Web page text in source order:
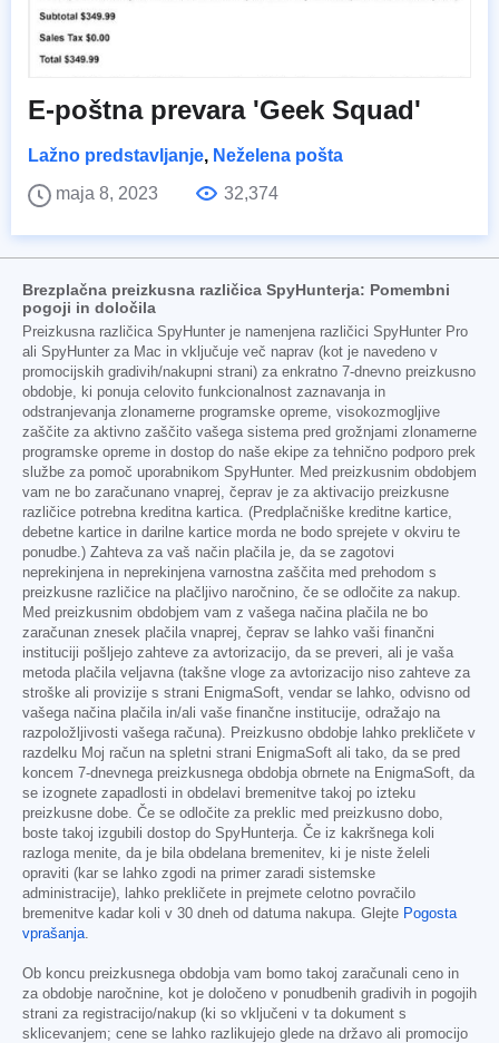
E-poštna prevara 'Geek Squad'
Lažno predstavljanje, Neželena pošta
maja 8, 2023
32,374
Brezplačna preizkusna različica SpyHunterja: Pomembni
pogoji in določila
Preizkusna različica SpyHunter je namenjena različici SpyHunter Pro
ali SpyHunter za Mac in vključuje več naprav (kot je navedeno v
promocijskih gradivih/nakupni strani) za enkratno 7-dnevno preizkusno
obdobje, ki ponuja celovito funkcionalnost zaznavanja in
odstranjevanja zlonamerne programske opreme, visokozmogljive
zaščite za aktivno zaščito vašega sistema pred grožnjami zlonamerne
programske opreme in dostop do naše ekipe za tehnično podporo prek
službe za pomoč uporabnikom SpyHunter. Med preizkusnim obdobjem
vam ne bo zaračunano vnaprej, čeprav je za aktivacijo preizkusne
različice potrebna kreditna kartica. (Predplačniške kreditne kartice,
debetne kartice in darilne kartice morda ne bodo sprejete v okviru te
ponudbe.) Zahteva za vaš način plačila je, da se zagotovi
neprekinjena in neprekinjena varnostna zaščita med prehodom s
preizkusne različice na plačljivo naročnino, če se odločite za nakup.
Med preizkusnim obdobjem vam z vašega načina plačila ne bo
zaračunan znesek plačila vnaprej, čeprav se lahko vaši finančni
instituciji pošljejo zahteve za avtorizacijo, da se preveri, ali je vaša
metoda plačila veljavna (takšne vloge za avtorizacijo niso zahteve za
stroške ali provizije s strani EnigmaSoft, vendar se lahko, odvisno od
vašega načina plačila in/ali vaše finančne institucije, odražajo na
razpoložljivosti vašega računa). Preizkusno obdobje lahko prekličete v
razdelku Moj račun na spletni strani EnigmaSoft ali tako, da se pred
koncem 7-dnevnega preizkusnega obdobja obrnete na EnigmaSoft, da
se izognete zapadlosti in obdelavi bremenitve takoj po izteku
preizkusne dobe. Če se odločite za preklic med preizkusno dobo,
boste takoj izgubili dostop do SpyHunterja. Če iz kakršnega koli
razloga menite, da je bila obdelana bremenitev, ki je niste želeli
opraviti (kar se lahko zgodi na primer zaradi sistemske
administracije), lahko prekličete in prejmete celotno povračilo
bremenitve kadar koli v 30 dneh od datuma nakupa. Glejte Pogosta
vprašanja.
Ob koncu preizkusnega obdobja vam bomo takoj zaračunali ceno in
za obdobje naročnine, kot je določeno v ponudbenih gradivih in pogojih
strani za registracijo/nakup (ki so vključeni v ta dokument s
sklicevanjem; cene se lahko razlikujejo glede na državo ali promocijo